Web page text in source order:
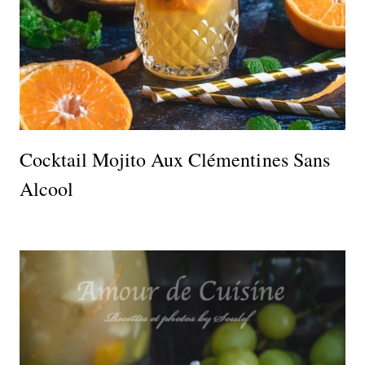
Cocktail Mojito Aux Clémentines Sans
Alcool